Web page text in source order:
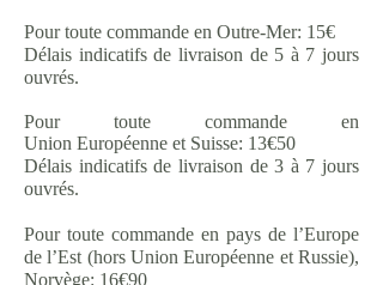
Pour toute commande en Outre-Mer: 15€
Délais indicatifs de livraison de 5 à 7 jours
ouvrés.
Pour toute commande en
Union Européenne et Suisse: 13€50
Délais indicatifs de livraison de 3 à 7 jours
ouvrés.
Pour toute commande en pays de l’Europe
de l’Est (hors Union Européenne et Russie),
Norvège: 16€90